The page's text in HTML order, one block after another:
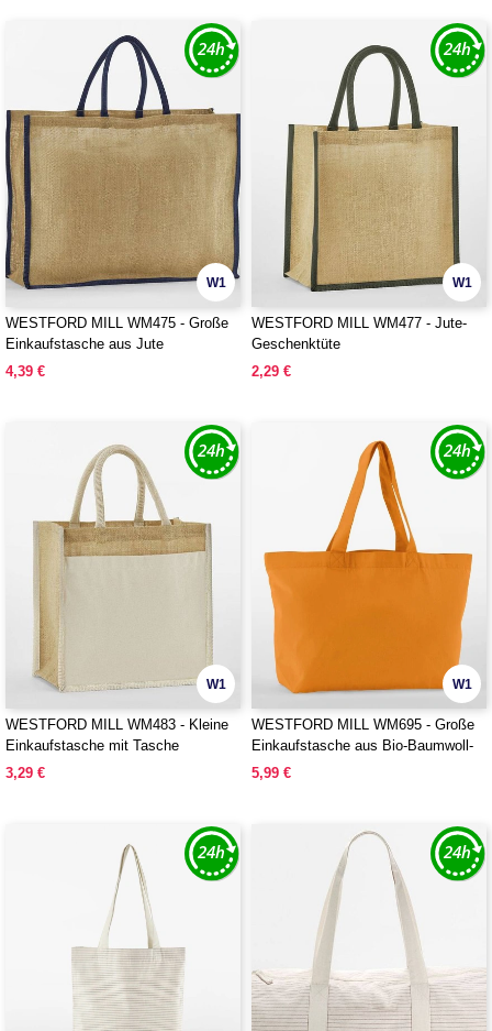
W1
WESTFORD MILL WM475 - Große
Einkaufstasche aus Jute
4,39 €
W1
WESTFORD MILL WM477 - Jute-
Geschenktüte
2,29 €
W1
WESTFORD MILL WM483 - Kleine
Einkaufstasche mit Tasche
3,29 €
W1
WESTFORD MILL WM695 - Große
Einkaufstasche aus Bio-Baumwoll-
Twill
5,99 €